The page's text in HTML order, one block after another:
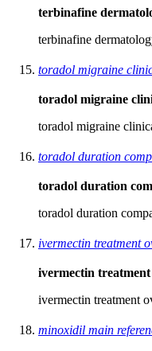
terbinafine
terbinafine
toradol migraine
toradol migraine
toradol migraine
toradol duration
toradol duration
toradol duration
ivermectin treatment
ivermectin
ivermectin treatment
minoxidil main